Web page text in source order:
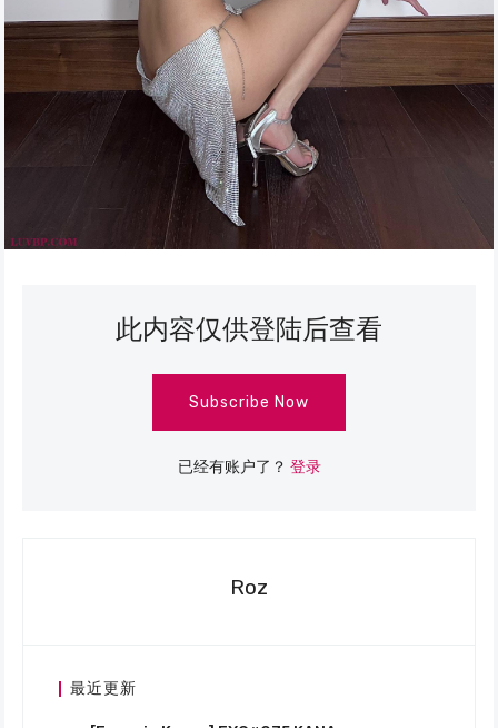
此内容仅供登陆后查看
Subscribe Now
已经有账户了？ 登录
Roz
最近更新